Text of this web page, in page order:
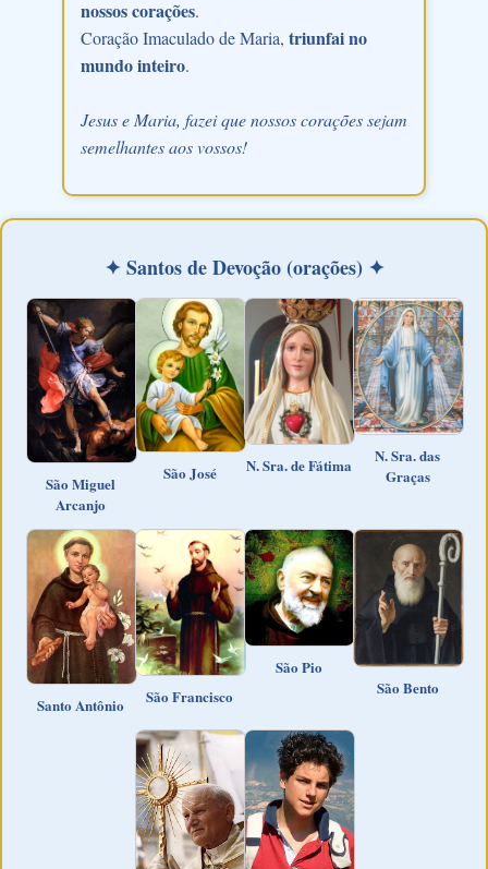
nossos corações.
Coração Imaculado de Maria, triunfai no
mundo inteiro.
Jesus e Maria, fazei que nossos corações sejam
semelhantes aos vossos!
✦ Santos de Devoção (orações) ✦
São Miguel
Arcanjo
São José N. Sra. de Fátima
N. Sra. das
Graças
Santo Antônio São Francisco
São Pio
São Bento